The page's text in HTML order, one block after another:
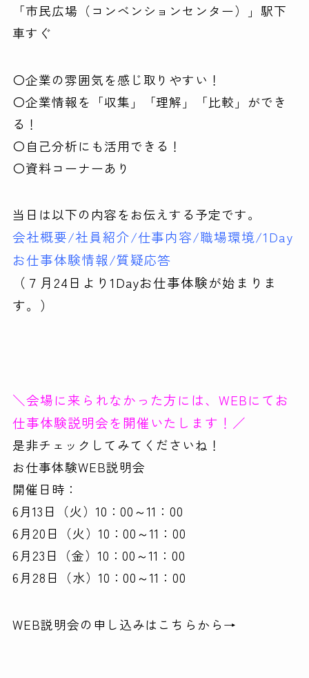
「市民広場（コンベンションセンター）」駅下
車すぐ
〇企業の雰囲気を感じ取りやすい！
〇企業情報を「収集」「理解」「比較」ができ
る！
〇自己分析にも活用できる！
〇資料コーナーあり
当日は以下の内容をお伝えする予定です。
会社概要/社員紹介/仕事内容/職場環境/1Day
お仕事体験情報/質疑応答
（７月24日より1Dayお仕事体験が始まりま
す。）
＼会場に来られなかった方には、WEBにてお
仕事体験説明会を開催いたします！／
是非チェックしてみてくださいね！
お仕事体験WEB説明会
開催日時：
6月13日（火）10：00～11：00
6月20日（火）10：00～11：00
6月23日（金）10：00～11：00
6月28日（水）10：00～11：00
WEB説明会の申し込みはこちらから→